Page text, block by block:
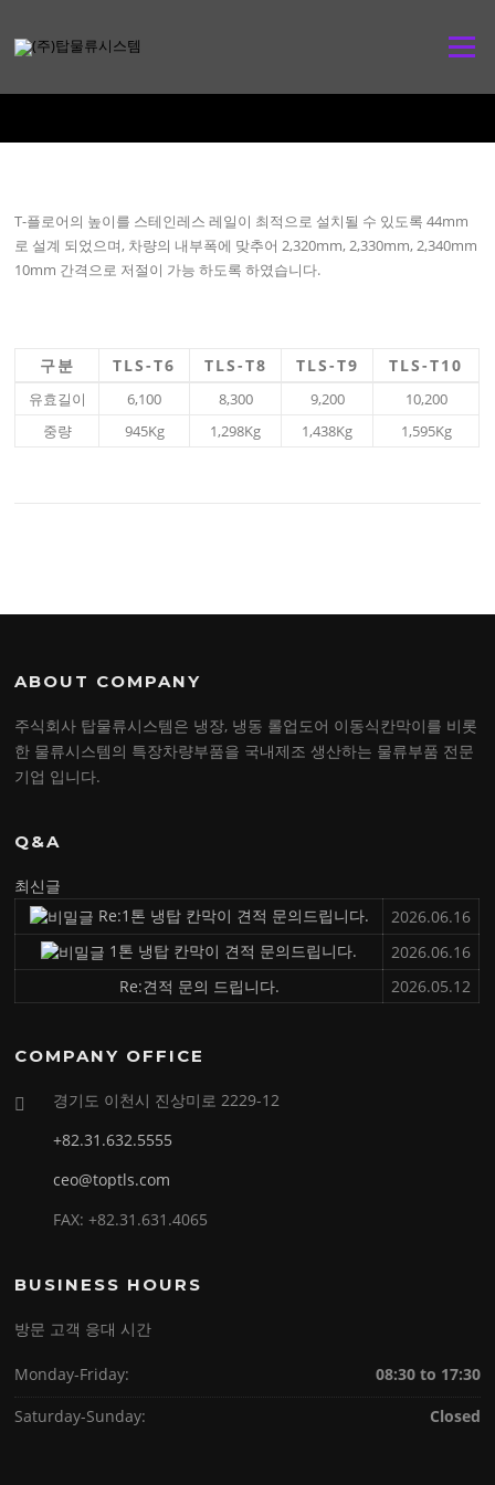
메뉴
T-플로어의 높이를 스테인레스 레일이 최적으로 설치될 수 있도록 44mm
로 설계 되었으며, 차량의 내부폭에 맞추어 2,320mm, 2,330mm, 2,340mm
10mm 간격으로 저절이 가능 하도록 하였습니다.
구분 TLS-T6 TLS-T8 TLS-T9 TLS-T10
유효길이 6,100 8,300 9,200
10,200
중량
945Kg 1,298Kg 1,438Kg 1,595Kg
ABOUT COMPANY
주식회사 탑물류시스템은 냉장, 냉동 롤업도어 이동식칸막이를 비롯
한 물류시스템의 특장차량부품을 국내제조 생산하는 물류부품 전문
기업 입니다.
Q&A
최신글
Re:1톤 냉탑 칸막이 견적 문의드립니다.
2026.06.16
1톤 냉탑 칸막이 견적 문의드립니다.
2026.06.16
Re:견적 문의 드립니다.
2026.05.12
COMPANY OFFICE
경기도 이천시 진상미로 2229-12
+82.31.632.5555
ceo@toptls.com
FAX: +82.31.631.4065
BUSINESS HOURS
방문 고객 응대 시간
Monday-Friday:
08:30 to 17:30
Saturday-Sunday:
Closed